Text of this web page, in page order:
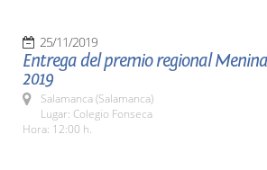
25/11/2019
Entrega del premio regional
2019
Salamanca (Salamanca)
Lugar: Colegio Fonseca
Hora: 12:00 h.